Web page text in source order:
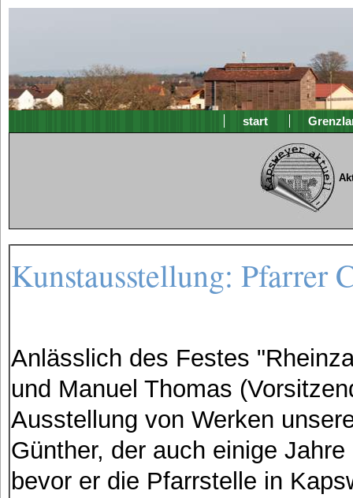
start
Kunstausstellung: Pfarrer
Anlässlich des Festes
und Manuel Thomas
Ausstellung von Werken
Günther, der auch einige
bevor er die Pfarrstelle in